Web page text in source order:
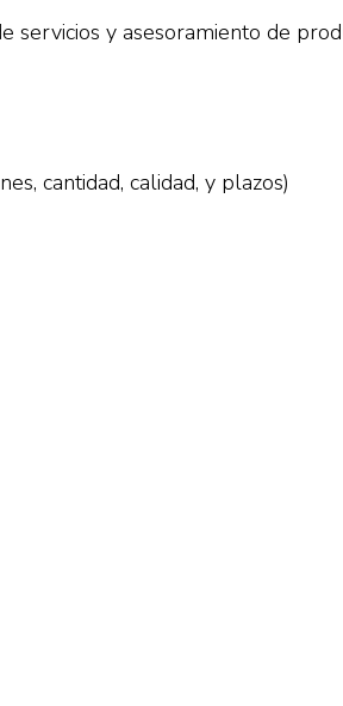
servicios y asesoramiento de
cantidad, calidad, y plazos)